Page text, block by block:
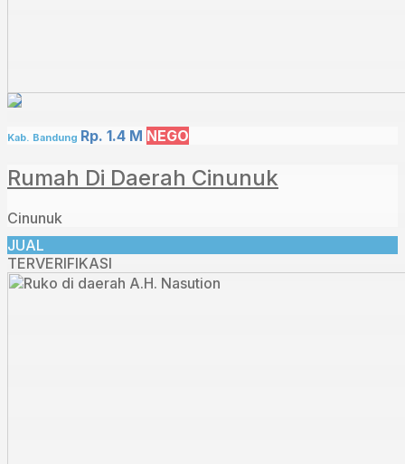
Kab. Bandung Rp. 1.4 M NEGO
Rumah Di Daerah Cinunuk
Cinunuk
JUAL
TERVERIFIKASI